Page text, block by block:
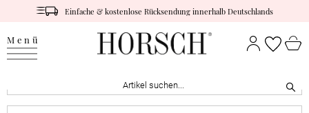
Einfache & kostenlose Rücksendung innerhalb Deutschlands
Menü